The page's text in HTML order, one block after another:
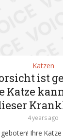
Katzen
ist
Katze
4 years ago
Ihre